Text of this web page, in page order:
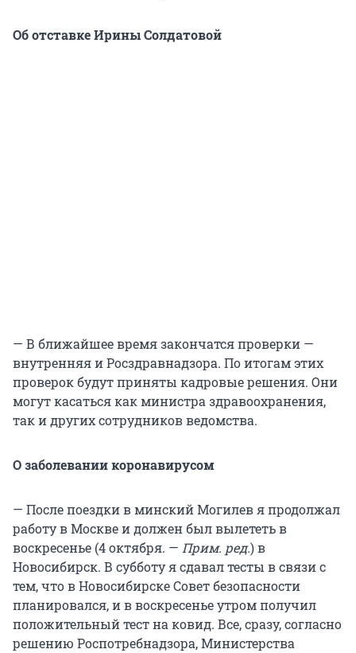
Об отставке Ирины Солдатовой
— В ближайшее время закончатся проверки —
внутренняя и Росздравнадзора. По итогам этих
проверок будут приняты кадровые решения. Они
могут касаться как министра здравоохранения,
так и других сотрудников ведомства.
О заболевании коронавирусом
— После поездки в минский Могилев я продолжал
работу в Москве и должен был вылететь в
воскресенье (4 октября. — Прим. ред.) в
Новосибирск. В субботу я сдавал тесты в связи с
тем, что в Новосибирске Совет безопасности
планировался, и в воскресенье утром получил
положительный тест на ковид. Все, сразу, согласно
решению Роспотребнадзора, Министерства